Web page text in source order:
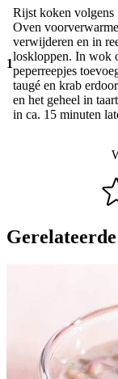
1
Rijst koken volgens
Oven
verwijderen en in
loskloppen. In wok
peperreepjes
taugé en krab
en het geheel in
in ca. 15 minuten